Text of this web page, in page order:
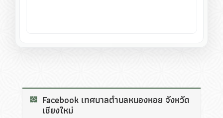
Facebook เทศบาลตำบลหนองหอย จังหวัด
เชียงใหม่